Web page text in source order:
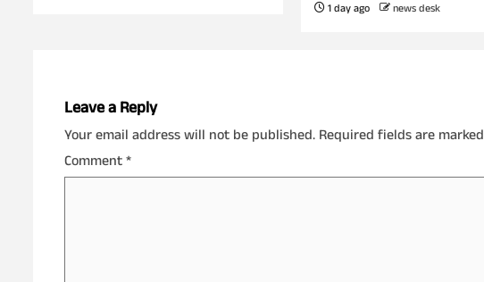
1 day ago news desk
Leave a Reply
Your email address will not be published. Required fields are marked
Comment*